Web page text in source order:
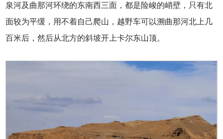
泉河及曲那河环绕的东南西三面，都是险峻的峭壁，只有北
面较为平缓，用不着自己爬山，越野车可以溯曲那河北上几
百米后，然后从北方的斜坡开上卡尔东山顶。